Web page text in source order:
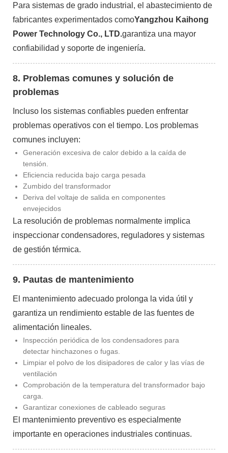
Para sistemas de grado industrial, el abastecimiento de
fabricantes experimentados comoYangzhou Kaihong
Power Technology Co., LTD.garantiza una mayor
confiabilidad y soporte de ingeniería.
8. Problemas comunes y solución de
problemas
Incluso los sistemas confiables pueden enfrentar
problemas operativos con el tiempo. Los problemas
comunes incluyen:
Generación excesiva de calor debido a la caída de
tensión.
Eficiencia reducida bajo carga pesada
Zumbido del transformador
Deriva del voltaje de salida en componentes
envejecidos
La resolución de problemas normalmente implica
inspeccionar condensadores, reguladores y sistemas
de gestión térmica.
9. Pautas de mantenimiento
El mantenimiento adecuado prolonga la vida útil y
garantiza un rendimiento estable de las fuentes de
alimentación lineales.
Inspección periódica de los condensadores para
detectar hinchazones o fugas.
Limpiar el polvo de los disipadores de calor y las vías de
ventilación
Comprobación de la temperatura del transformador bajo
carga.
Garantizar conexiones de cableado seguras
El mantenimiento preventivo es especialmente
importante en operaciones industriales continuas.